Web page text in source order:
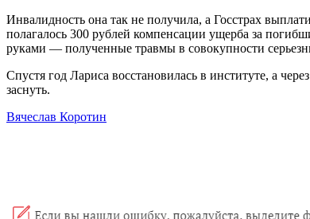
Инвалидность она так не получила, а Госстрах
полагалось 300 рублей компенсации ущерба за
руками — полученные травмы в совокупности
Спустя год Лариса восстановилась в институте, а
заснуть.
Вячеслав Коротин